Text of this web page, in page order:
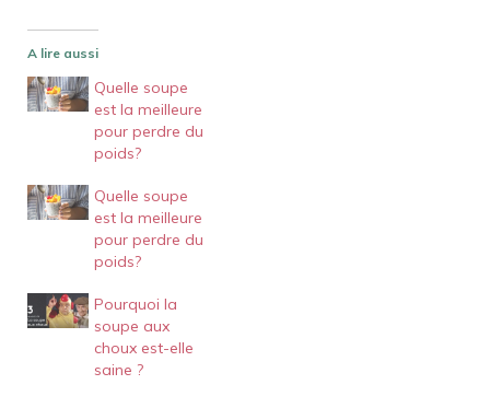
A lire aussi
Quelle soupe
est la meilleure
pour perdre du
poids?
Quelle soupe
est la meilleure
pour perdre du
poids?
Pourquoi la
soupe aux
choux est-elle
saine ?